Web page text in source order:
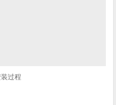
过程